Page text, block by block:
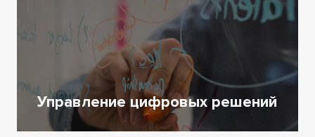
Управление цифровых решений